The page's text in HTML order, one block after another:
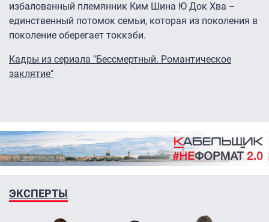
избалованный племянник Ким Шина Ю Док Хва –
единственный потомок семьи, которая из поколения в
поколение оберегает токкэби.
Кадры из сериала "Бессмертный. Романтическое
заклятие"
ЭКСПЕРТЫ